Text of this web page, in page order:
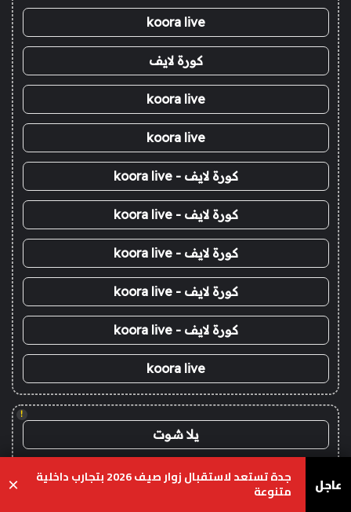
koora live
كورة لايف
koora live
koora live
كورة لايف - koora live
كورة لايف - koora live
كورة لايف - koora live
كورة لايف - koora live
كورة لايف - koora live
koora live
!
يلا شوت
yalla shoot
عاجل جدة تستعد لاستقبال زوار صيف 2026 بتجارب داخلية
متنوعة ×